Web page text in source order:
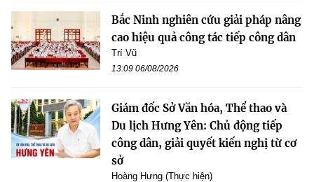
Bắc Ninh nghiên cứu giải pháp nâng
cao hiệu quả công tác tiếp công dân
Trí Vũ
13:09 06/08/2026
Giám đốc Sở Văn hóa, Thể thao và
Du lịch Hưng Yên: Chủ động tiếp
công dân, giải quyết kiến nghị từ cơ
sở
Hoàng Hưng (Thực hiện)